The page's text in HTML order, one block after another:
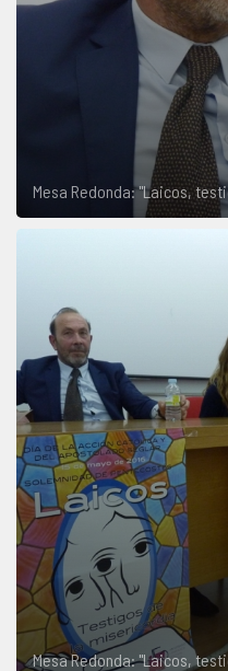
Mesa Redonda: "Laicos,
Mesa Redonda: "Laicos,